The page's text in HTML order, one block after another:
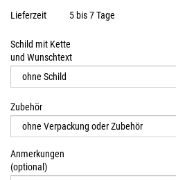
Lieferzeit 5 bis 7 Tage
Schild mit Kette
und Wunschtext
Zubehör
Anmerkungen
(optional)